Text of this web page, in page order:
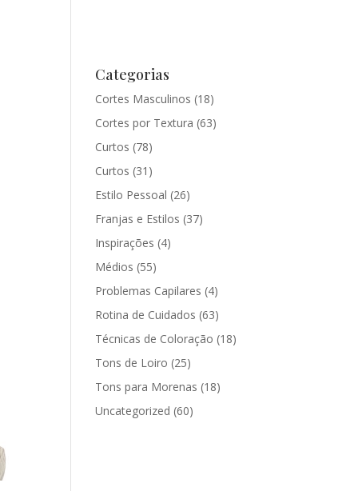
Categorias
Cortes Masculinos (18)
Cortes por Textura (63)
Curtos (78)
Curtos (31)
Estilo Pessoal (26)
Franjas e Estilos (37)
Inspirações (4)
Médios (55)
Problemas Capilares (4)
Rotina de Cuidados (63)
Técnicas de Coloração (18)
Tons de Loiro (25)
Tons para Morenas (18)
Uncategorized (60)